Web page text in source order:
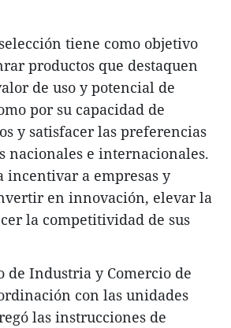
tiene como objetivo
productos que destaquen
de uso y potencial de
por su capacidad de
y satisfacer las preferencias
nacionales e internacionales.
incentivar a empresas y
en innovación, elevar la
la competitividad de sus
de Industria y Comercio de
con las unidades
las instrucciones de